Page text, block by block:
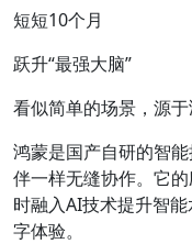
短短10个月
跃升“最强大脑”
看似简单的场景，源于
鸿蒙是国产自研的智
伴一样无缝协作。它
时融入AI技术提升智
字体验。